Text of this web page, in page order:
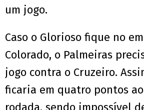
um jogo.
Caso o Glorioso fique no
Colorado, o Palmeiras
jogo contra o Cruzeiro.
ficaria em quatro pontos